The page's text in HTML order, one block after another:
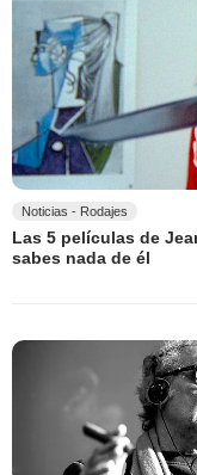
Noticias - Rodajes
Las 5 películas de
sabes nada de él